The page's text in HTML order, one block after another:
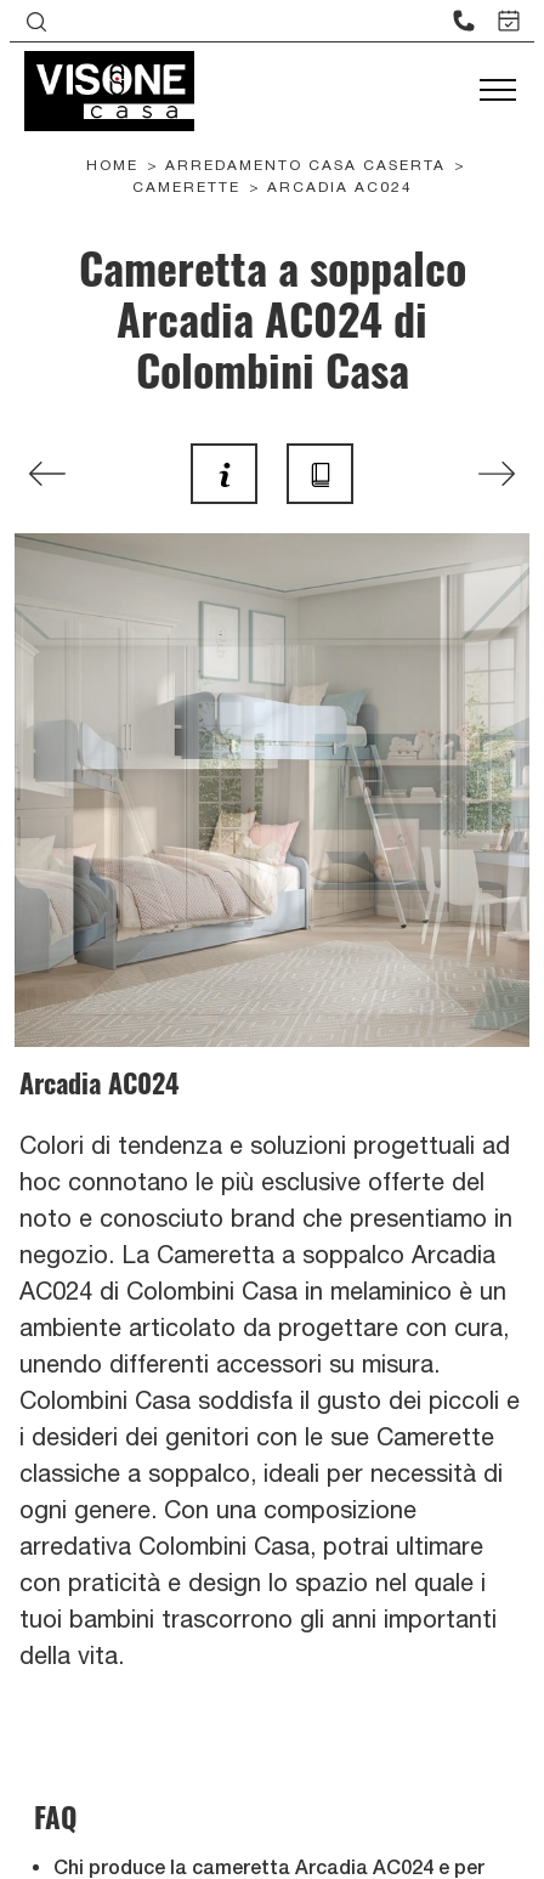
HOME > ARREDAMENTO CASA CASERTA
>
CAMERETTE
> ARCADIA AC024
Cameretta a soppalco
Arcadia AC024 di
Colombini Casa
Arcadia AC024
Colori di tendenza e soluzioni progettuali ad
hoc connotano le più esclusive offerte del
noto e conosciuto brand che presentiamo in
negozio. La Cameretta a soppalco Arcadia
AC024 di Colombini Casa in melaminico è un
ambiente articolato da progettare con cura,
unendo differenti accessori su misura.
Colombini Casa soddisfa il gusto dei piccoli e
i desideri dei genitori con le sue Camerette
classiche a soppalco, ideali per necessità di
ogni genere. Con una composizione
arredativa Colombini Casa, potrai ultimare
con praticità e design lo spazio nel quale i
tuoi bambini trascorrono gli anni importanti
della vita.
FAQ
Chi produce la cameretta Arcadia AC024 e per